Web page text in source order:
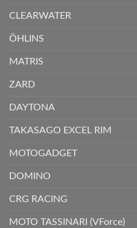
CLEARWATER
ÖHLINS
MATRIS
ZARD
DAYTONA
TAKASAGO EXCEL RIM
MOTOGADGET
DOMINO
CRG RACING
MOTO TASSINARI (VForce)